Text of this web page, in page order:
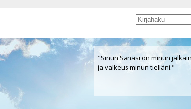
"Sinun Sanasi on minun
ja valkeus minun tielläni."